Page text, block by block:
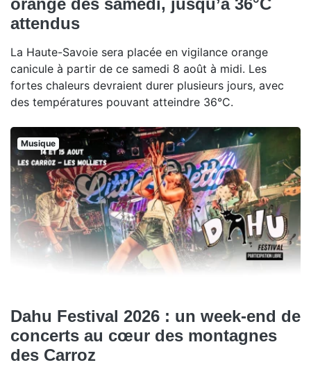
orange dès samedi, jusqu’à 36°C
attendus
La Haute-Savoie sera placée en vigilance orange
canicule à partir de ce samedi 8 août à midi. Les
fortes chaleurs devraient durer plusieurs jours, avec
des températures pouvant atteindre 36°C.
Musique
Dahu Festival 2026 : un week-end de
concerts au cœur des montagnes
des Carroz